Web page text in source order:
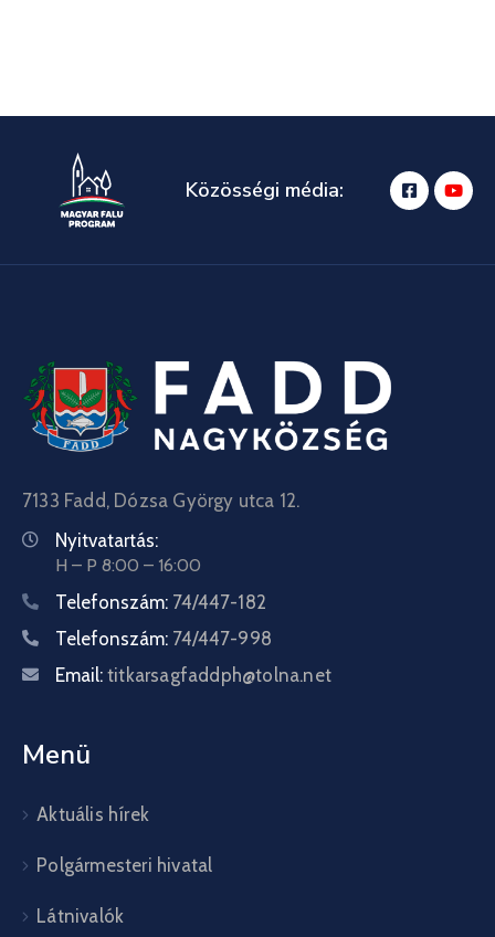
Közösségi média:
7133 Fadd, Dózsa György utca 12.
Nyitvatartás:
H – P 8:00 – 16:00
Telefonszám: 74/447-182
Telefonszám: 74/447-998
Email: titkarsagfaddph@tolna.net
Menü
Aktuális hírek
Polgármesteri hivatal
Látnivalók